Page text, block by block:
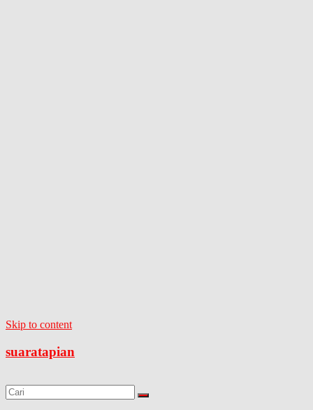
Skip to content
suaratapian